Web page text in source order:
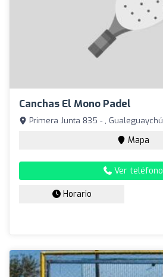
Canchas El Mono Padel
Primera Junta 835 - , Gualeguaychú
Mapa
Ver teléfono
Horario